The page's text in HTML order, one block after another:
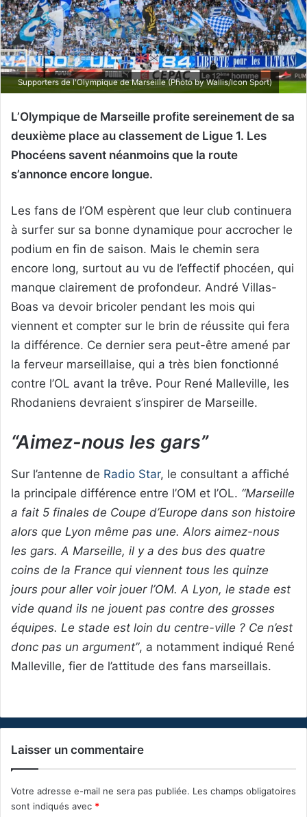
Supporters de l'Olympique de Marseille (Photo by Wallis/Icon Sport)
L’Olympique de Marseille profite sereinement de sa
deuxième place au classement de Ligue 1. Les
Phocéens savent néanmoins que la route
s’annonce encore longue.
Les fans de l’OM espèrent que leur club continuera
à surfer sur sa bonne dynamique pour accrocher le
podium en fin de saison. Mais le chemin sera
encore long, surtout au vu de l’effectif phocéen, qui
manque clairement de profondeur. André Villas-
Boas va devoir bricoler pendant les mois qui
viennent et compter sur le brin de réussite qui fera
la différence. Ce dernier sera peut-être amené par
la ferveur marseillaise, qui a très bien fonctionné
contre l’OL avant la trêve. Pour René Malleville, les
Rhodaniens devraient s’inspirer de Marseille.
“Aimez-nous les gars”
Sur l’antenne de Radio Star, le consultant a affiché
la principale différence entre l’OM et l’OL. “Marseille
a fait 5 finales de Coupe d’Europe dans son histoire
alors que Lyon même pas une. Alors aimez-nous
les gars. A Marseille, il y a des bus des quatre
coins de la France qui viennent tous les quinze
jours pour aller voir jouer l’OM. A Lyon, le stade est
vide quand ils ne jouent pas contre des grosses
équipes. Le stade est loin du centre-ville ? Ce n’est
donc pas un argument”, a notamment indiqué René
Malleville, fier de l’attitude des fans marseillais.
Laisser un commentaire
Votre adresse e-mail ne sera pas publiée. Les champs obligatoires
sont indiqués avec *